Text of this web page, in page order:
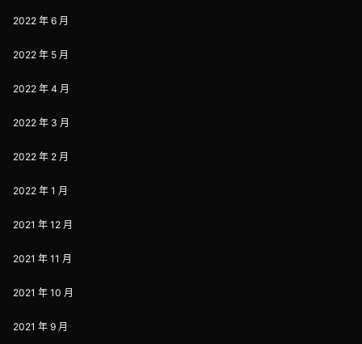
2022 年 6 月
2022 年 5 月
2022 年 4 月
2022 年 3 月
2022 年 2 月
2022 年 1 月
2021 年 12 月
2021 年 11 月
2021 年 10 月
2021 年 9 月